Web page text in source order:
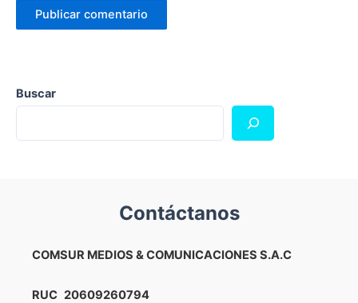
Buscar
Contáctanos
COMSUR MEDIOS & COMUNICACIONES S.A.C
RUC 20609260794